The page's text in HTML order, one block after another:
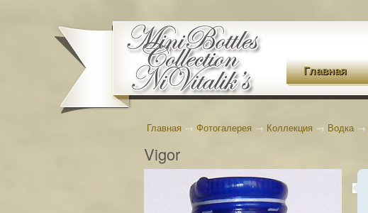
Главная
Главная → Фотогалерея → Коллекция → Водка→
Vigor